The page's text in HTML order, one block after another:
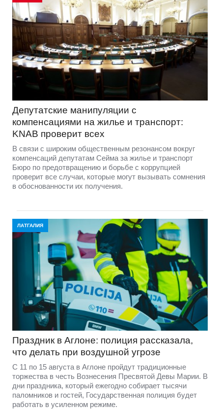
Депутатские манипуляции с
компенсациями на жилье и транспорт:
KNAB проверит всех
В связи с широким общественным резонансом вокруг
компенсаций депутатам Сейма за жилье и транспорт
Бюро по предотвращению и борьбе с коррупцией
проверит все случаи, которые могут вызывать сомнения
в обоснованности их получения.
ЛАТГАЛИЯ
Праздник в Аглоне: полиция рассказала,
что делать при воздушной угрозе
С 11 по 15 августа в Аглоне пройдут традиционные
торжества в честь Вознесения Пресвятой Девы Марии. В
дни праздника, который ежегодно собирает тысячи
паломников и гостей, Государственная полиция будет
работать в усиленном режиме.